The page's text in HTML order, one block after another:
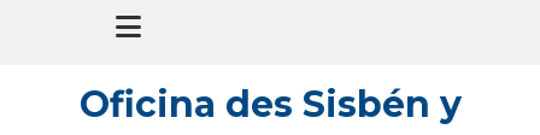
Oficina des Sisbén y